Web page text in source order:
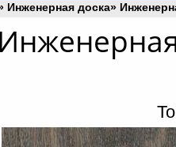
Инженерная доска»